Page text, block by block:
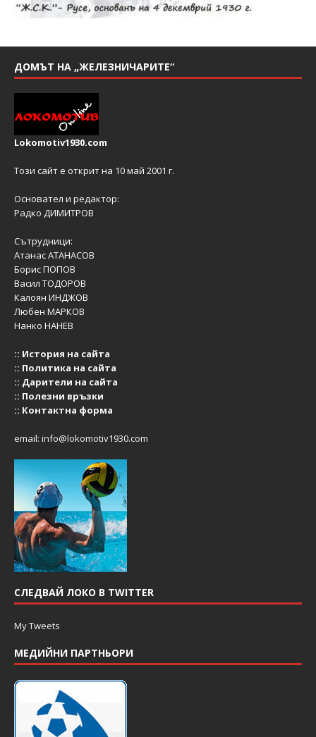
ДОМЪТ НА „ЖЕЛЕЗНИЧАРИТЕ“
Lokomotiv1930.com
Този сайт е открит на 10 май 2001 г.
Основател и редактор:
Радко ДИМИТРОВ
Сътрудници:
Атанас АТАНАСОВ
Борис ПОПОВ
Васил ТОДОРОВ
Калоян ИНДЖОВ
Любен МАРКОВ
Нанко НАНЕВ
:: История на сайта
:: Политика на сайта
:: Дарители на сайта
:: Полезни връзки
:: Контактна форма
email: info@lokomotiv1930.com
СЛЕДВАЙ ЛОКО В TWITTER
My Tweets
МЕДИЙНИ ПАРТНЬОРИ